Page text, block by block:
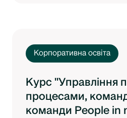
Корпоративна освіта
Курс "Управління
процесами,
команди People in